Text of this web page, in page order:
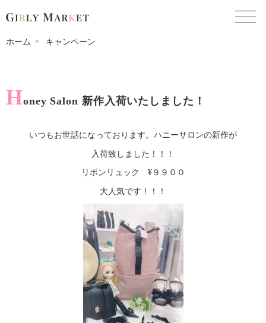
ホーム キャンペーン
Honey Salon 新作入荷いたしました！
いつもお世話になっております。ハニーサロンの新作が
入荷致しました！！！
リボンリュック ¥９９００
大人気です！！！